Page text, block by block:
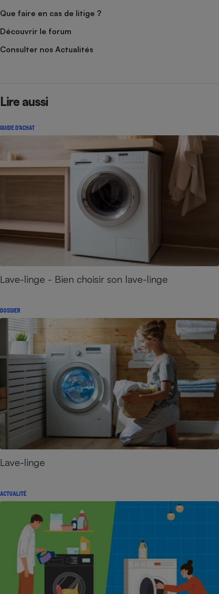
Que faire en cas de litige ?
Découvrir le forum
Consulter nos Actualités
Lire aussi
GUIDE D'ACHAT
Lave-linge - Bien choisir son lave-linge
DOSSIER
Lave-linge
ACTUALITÉ